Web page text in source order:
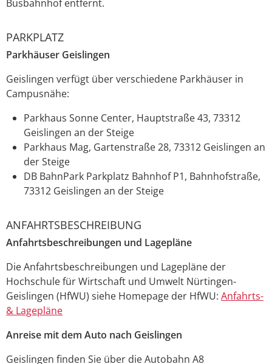
Busbahnhof entfernt.
PARKPLATZ
Parkhäuser Geislingen
Geislingen verfügt über verschiedene Parkhäuser in
Campusnähe:
Parkhaus Sonne Center, Hauptstraße 43, 73312
Geislingen an der Steige
Parkhaus Mag, Gartenstraße 28, 73312 Geislingen an
der Steige
DB BahnPark Parkplatz Bahnhof P1, Bahnhofstraße,
73312 Geislingen an der Steige
ANFAHRTSBESCHREIBUNG
Anfahrtsbeschreibungen und Lagepläne
Die Anfahrtsbeschreibungen und Lagepläne der
Hochschule für Wirtschaft und Umwelt Nürtingen-
Geislingen (HfWU) siehe Homepage der HfWU: Anfahrts-
& Lagepläne
Anreise mit dem Auto nach Geislingen
Geislingen finden Sie über die Autobahn A8